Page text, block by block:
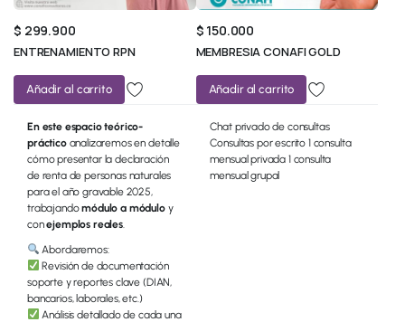
$ 299.900
ENTRENAMIENTO RPN
Añadir al carrito
En este espacio teórico-
prácticoanalizaremos en detalle
cómo presentar la declaración
de renta de personas naturales
para el año gravable 2025,
trabajandomódulo a móduloy
conejemplos reales.
Abordaremos:
Revisión de documentación
soporte y reportes clave (DIAN,
bancarios, laborales, etc.)
Análisis detallado de cada una
$ 150.000
MEMBRESIA CONAFI GOLD
Añadir al carrito
Chat privado de consultas
Consultas por escrito 1 consulta
mensual privada 1 consulta
mensual grupal